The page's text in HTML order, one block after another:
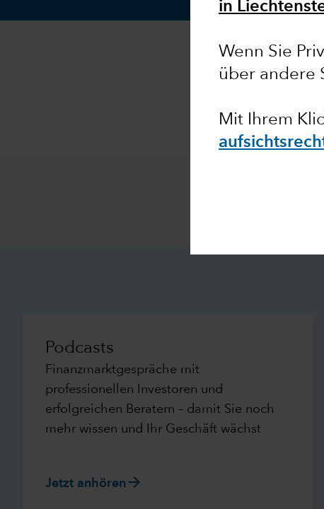
in
Wenn Sie
über andere
Mit Ihrem
Podcasts
Finanzmarktgespräche mit
professionellen Investoren und
erfolgreichen Beratern – damit Sie noch
mehr wissen und Ihr Geschäft wächst
Jetzt anhören arrow_forward